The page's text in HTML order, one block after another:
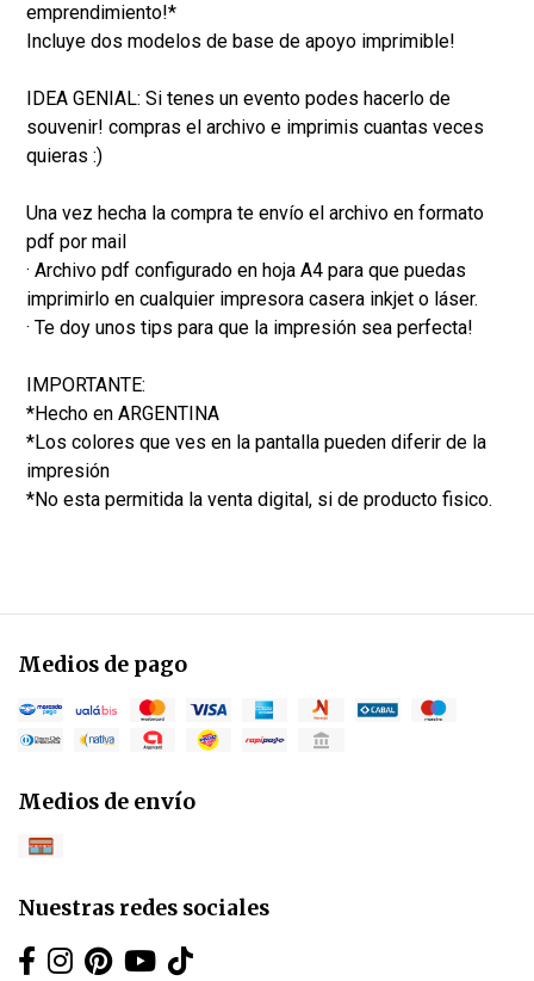
emprendimiento!*
Incluye dos modelos de base de apoyo imprimible!
IDEA GENIAL: Si tenes un evento podes hacerlo de
souvenir! compras el archivo e imprimis cuantas veces
quieras :)
Una vez hecha la compra te envío el archivo en formato
pdf por mail
· Archivo pdf configurado en hoja A4 para que puedas
imprimirlo en cualquier impresora casera inkjet o láser.
· Te doy unos tips para que la impresión sea perfecta!
IMPORTANTE:
*Hecho en ARGENTINA
*Los colores que ves en la pantalla pueden diferir de la
impresión
*No esta permitida la venta digital, si de producto fisico.
Medios de pago
Medios de envío
Nuestras redes sociales